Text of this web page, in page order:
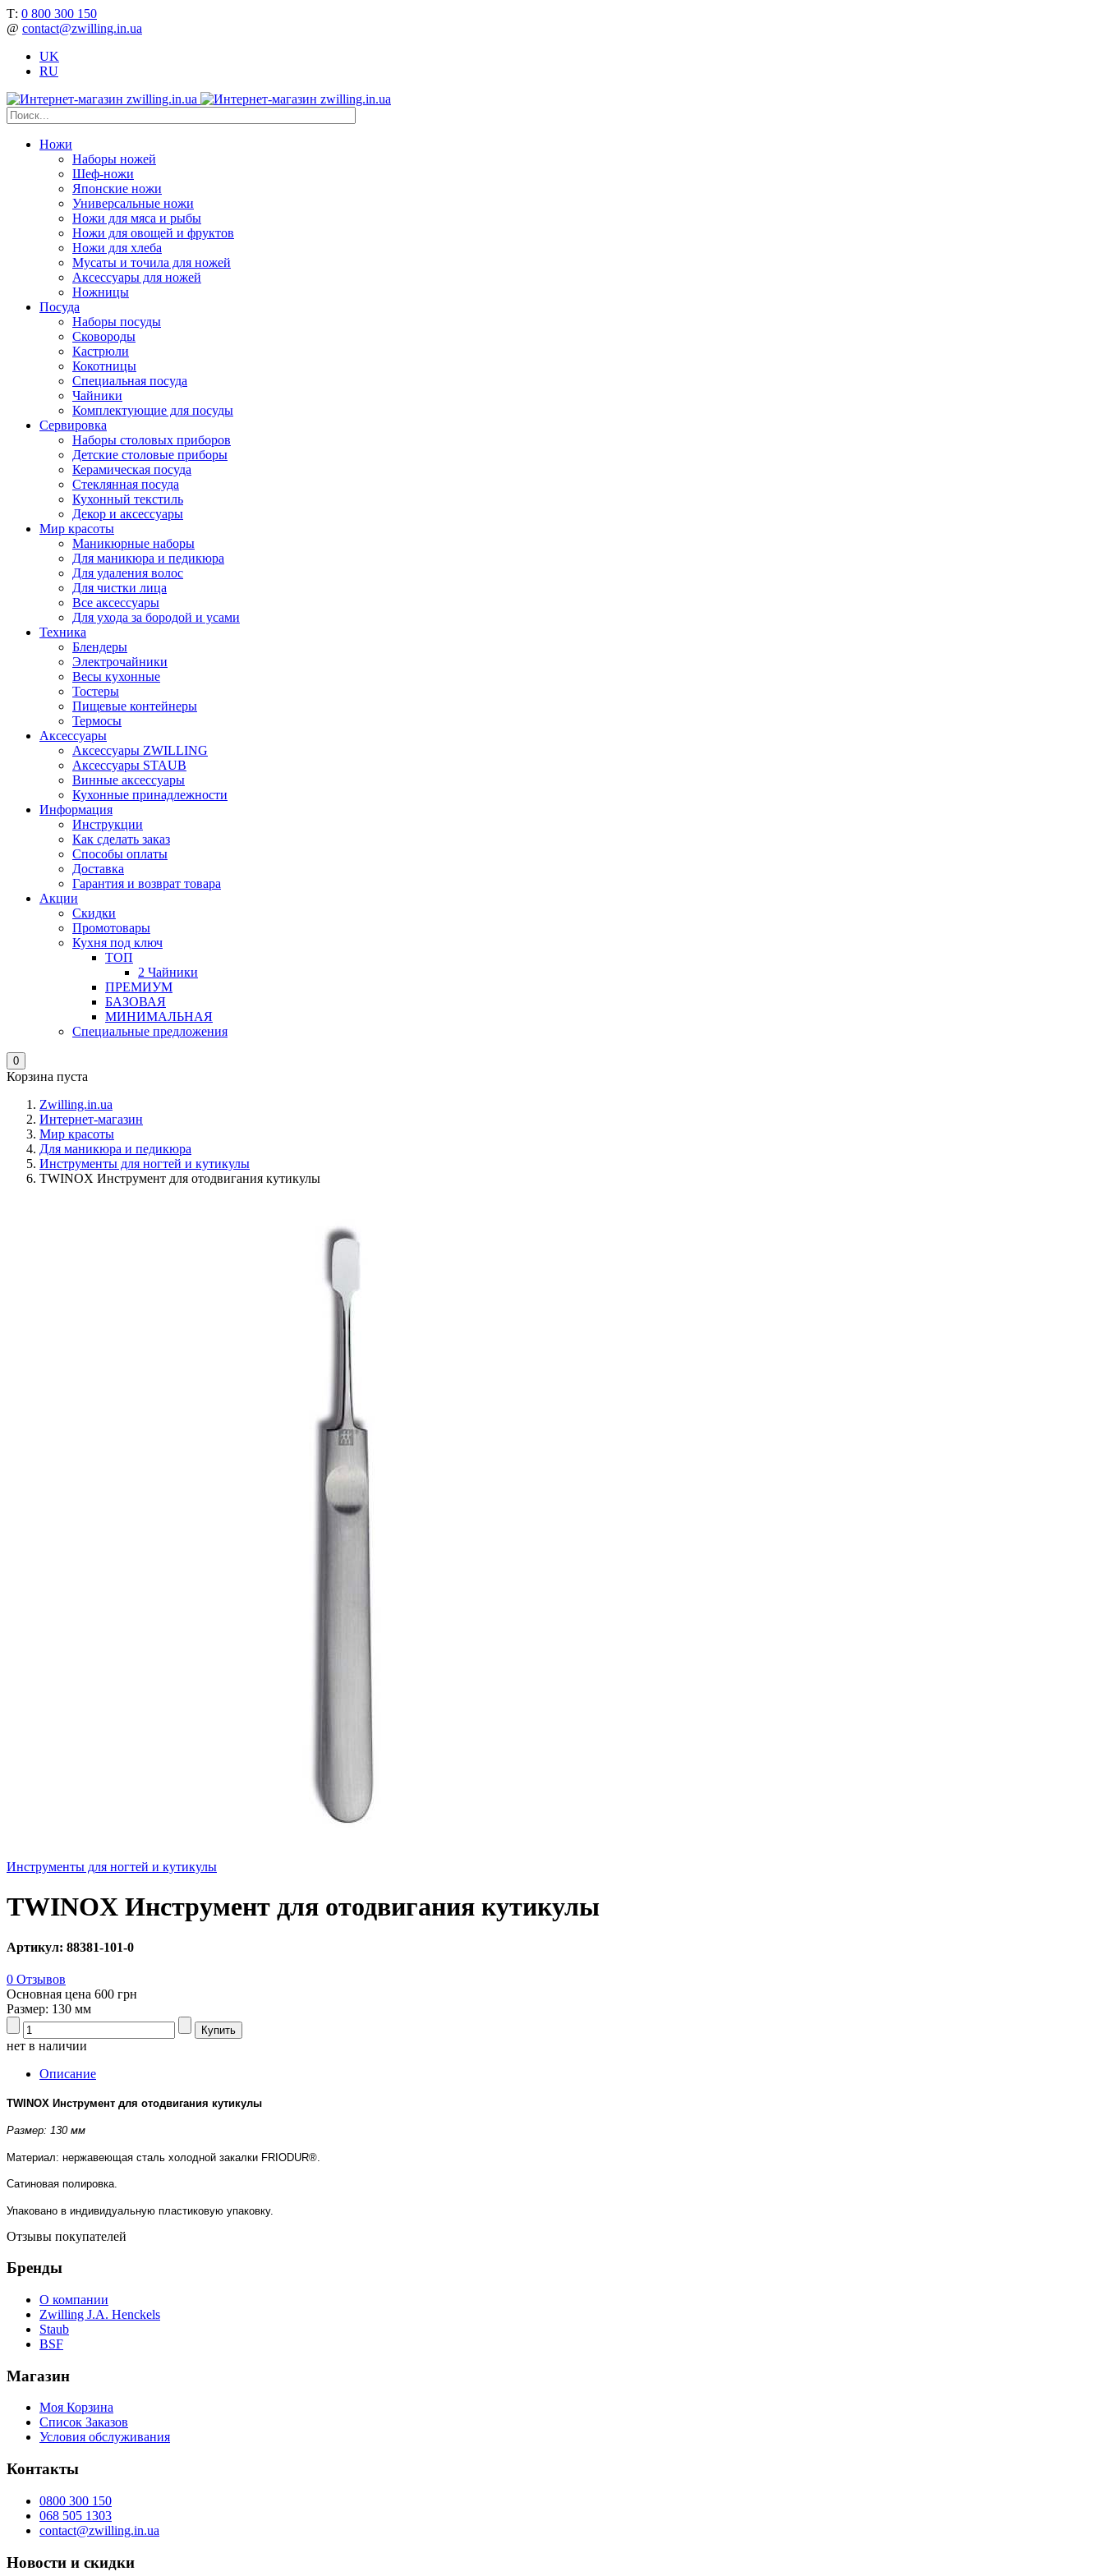
Т: 0 800 300 150
@ contact@zwilling.in.ua
UK
RU
Ножи
Наборы ножей
Шеф-ножи
Японские ножи
Универсальные ножи
Ножи для мяса и рыбы
Ножи для овощей и фруктов
Ножи для хлеба
Мусаты и точила для ножей
Аксессуары для ножей
Ножницы
Посуда
Наборы посуды
Сковороды
Кастрюли
Кокотницы
Специальная посуда
Чайники
Комплектующие для посуды
Сервировка
Наборы столовых приборов
Детские столовые приборы
Керамическая посуда
Стеклянная посуда
Кухонный текстиль
Декор и аксессуары
Мир красоты
Маникюрные наборы
Для маникюра и педикюра
Для удаления волос
Для чистки лица
Все аксессуары
Для ухода за бородой и усами
Техника
Блендеры
Электрочайники
Весы кухонные
Тостеры
Пищевые контейнеры
Термосы
Аксессуары
Аксессуары ZWILLING
Аксессуары STAUB
Винные аксессуары
Кухонные принадлежности
Информация
Инструкции
Как сделать заказ
Способы оплаты
Доставка
Гарантия и возврат товара
Акции
Скидки
Промотовары
Кухня под ключ
ТОП
2 Чайники
ПРЕМИУМ
БАЗОВАЯ
МИНИМАЛЬНАЯ
Специальные предложения
0
Корзина пуста
Zwilling.in.ua
Интернет-магазин
Мир красоты
Для маникюра и педикюра
Инструменты для ногтей и кутикулы
TWINOX Инструмент для отодвигания кутикулы
Инструменты для ногтей и кутикулы
TWINOX Инструмент для отодвигания кутикулы
Артикул: 88381-101-0
0 Отзывов
Основная цена 600 грн
Размер: 130 мм
нет в наличии
Описание
TWINOX Инструмент для отодвигания кутикулы
Размер: 130 мм
Материал: нержавеющая сталь холодной закалки FRIODUR®.
Сатиновая полировка.
Упаковано в индивидуальную пластиковую упаковку.
Отзывы покупателей
Бренды
О компании
Zwilling J.A. Henckels
Staub
BSF
Магазин
Моя Корзина
Список Заказов
Условия обслуживания
Контакты
0800 300 150
068 505 1303
contact@zwilling.in.ua
Новости и скидки